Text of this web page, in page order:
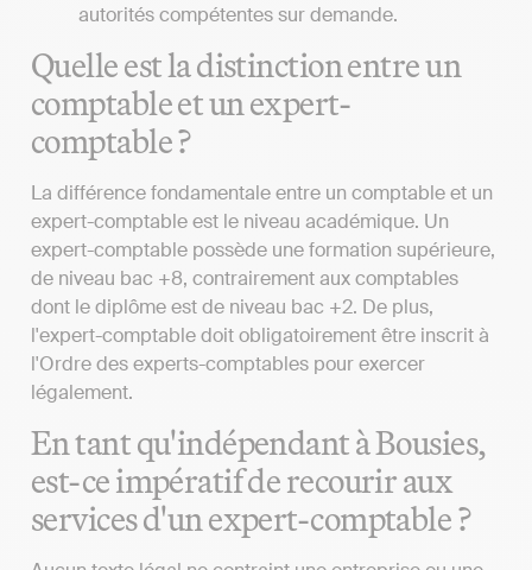
autorités compétentes sur demande.
Quelle est la distinction entre un
comptable et un expert-
comptable ?
La différence fondamentale entre un comptable et un
expert-comptable est le niveau académique. Un
expert-comptable possède une formation supérieure,
de niveau bac +8, contrairement aux comptables
dont le diplôme est de niveau bac +2. De plus,
l'expert-comptable doit obligatoirement être inscrit à
l'Ordre des experts-comptables pour exercer
légalement.
En tant qu'indépendant à Bousies,
est-ce impératif de recourir aux
services d'un expert-comptable ?